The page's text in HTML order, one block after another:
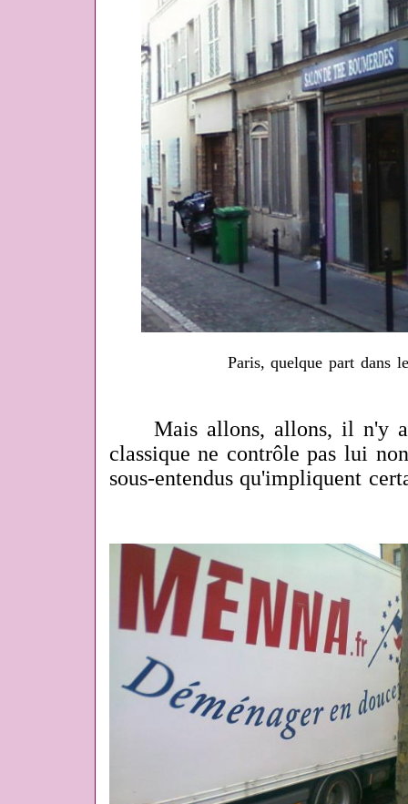
Paris, quelque part dans
Mais allons, allons, il n'y a
classique ne contrôle pas lui
sous-entendus qu'impliquent